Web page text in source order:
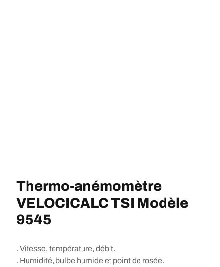
Thermo-anémomètre
VELOCICALC TSI Modèle
9545
. Vitesse, température, débit.
. Humidité, bulbe humide et point de rosée.